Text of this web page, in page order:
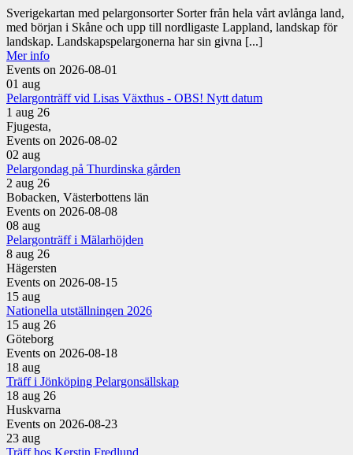
Sverigekartan med pelargonsorter Sorter från hela vårt avlånga land,
med början i Skåne och upp till nordligaste Lappland, landskap för
landskap. Landskapspelargonerna har sin givna [...]
Mer info
Events on 2026-08-01
01 aug
Pelargonträff vid Lisas Växthus - OBS! Nytt datum
1 aug 26
Fjugesta,
Events on 2026-08-02
02 aug
Pelargondag på Thurdinska gården
2 aug 26
Bobacken, Västerbottens län
Events on 2026-08-08
08 aug
Pelargonträff i Mälarhöjden
8 aug 26
Hägersten
Events on 2026-08-15
15 aug
Nationella utställningen 2026
15 aug 26
Göteborg
Events on 2026-08-18
18 aug
Träff i Jönköping Pelargonsällskap
18 aug 26
Huskvarna
Events on 2026-08-23
23 aug